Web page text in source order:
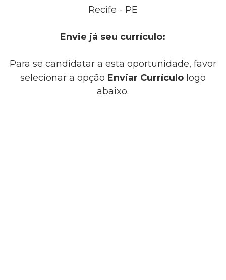
Recife - PE
Envie já seu currículo:
Para se candidatar a esta oportunidade, favor
selecionar a opção Enviar Currículologo
abaixo.